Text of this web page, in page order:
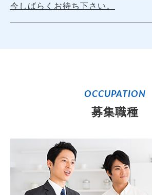
今しばらくお待ち下さい。
OCCUPATION
募集職種